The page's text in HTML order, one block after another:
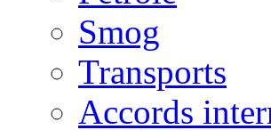
Smog
Transports
Accords